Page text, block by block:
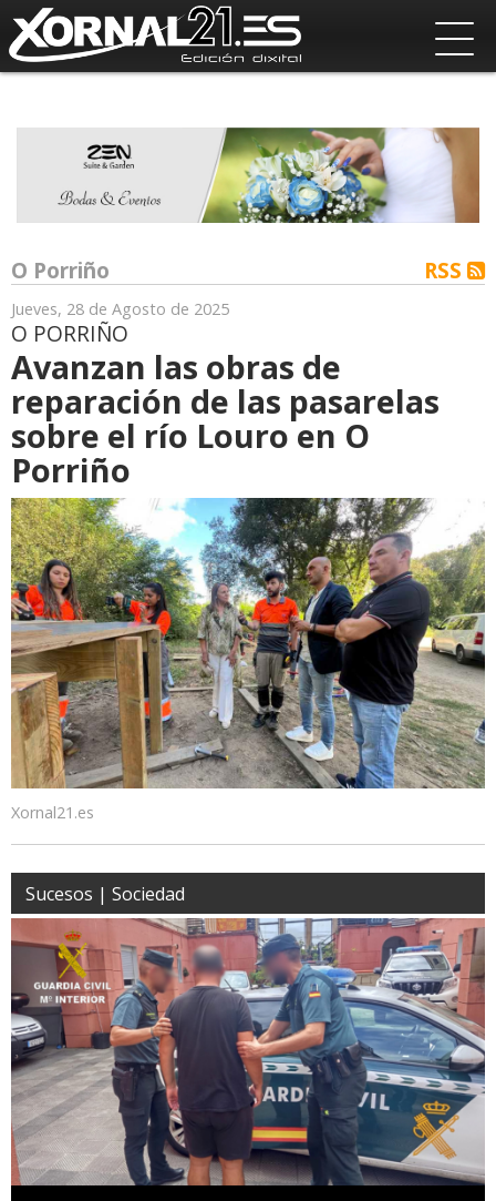
O Porriño RSS
Jueves, 28 de Agosto de 2025
O PORRIÑO
Avanzan las obras de
reparación de las pasarelas
sobre el río Louro en O
Porriño
Xornal21.es
Sucesos | Sociedad